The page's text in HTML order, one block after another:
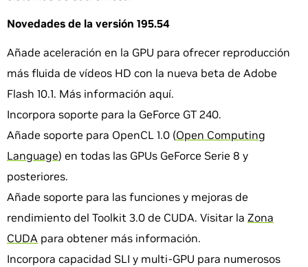
Novedades de la versión 195.54
Añade aceleración en la GPU para ofrecer reproducción
más fluida de vídeos HD con la nueva beta de Adobe
Flash 10.1. Más información aquí.
Incorpora soporte para la GeForce GT 240.
Añade soporte para OpenCL 1.0 (Open Computing
Language) en todas las GPUs GeForce Serie 8 y
posteriores.
Añade soporte para las funciones y mejoras de
rendimiento del Toolkit 3.0 de CUDA. Visitar la Zona
CUDA para obtener más información.
Incorpora capacidad SLI y multi-GPU para numerosos